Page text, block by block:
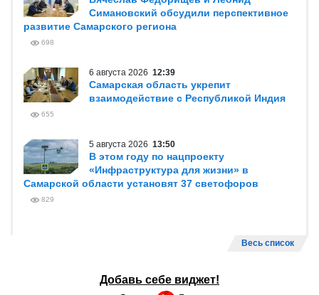
Симановский обсудили перспективное
развитие Самарского региона
698
6 августа 2026 12:39
Самарская область укрепит
взаимодействие с Республикой Индия
655
5 августа 2026 13:50
В этом году по нацпроекту
«Инфраструктура для жизни» в
Самарской области установят 37 светофоров
829
Весь список
Добавь себе виджет!